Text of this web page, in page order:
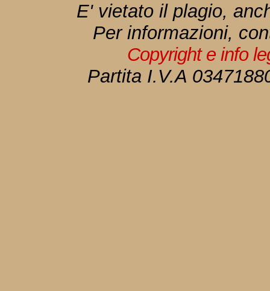
E' vietato il plagio,
Per informazioni,
Copyright e info
Partita I.V.A